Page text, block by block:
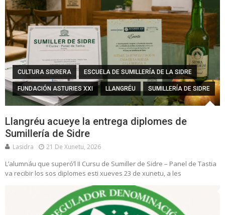
CULTURA SIDRERA ESCUELA DE SUMILLERÍA DE LA SIDRE
FUNDACIÓN ASTURIES XXI LLANGRÉU SUMILLERÍA DE SIDRE
Llangréu acueye la entrega diplomes de
Sumillería de Sidre
Lasidra 21 De Xunetu, 2026
L’alumnáu que superó’l II Cursu de Sumiller de Sidre – Panel de Tastia
va recibir los sos diplomes esti xueves 23 de xunetu, a les